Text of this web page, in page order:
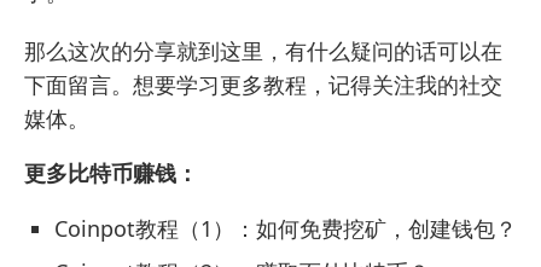
那么这次的分享就到这里，有什么疑问的话可以在
下面留言。想要学习更多教程，记得关注我的社交
媒体。
更多比特币赚钱：
Coinpot教程（1）：如何免费挖矿，创建钱包？